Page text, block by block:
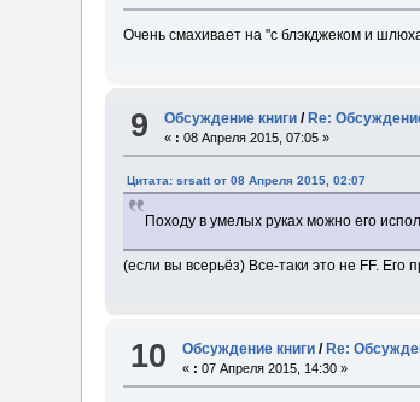
Очень смахивает на "с блэкджеком и
9 Обсуждение книги / Re:
« : 08 Апреля 2015, 07:05 »
Цитата: srsatt от 08 Апреля 2015, 02:07
Походу в умелых руках можно его
(если вы всерьёз) Все-таки это не FF.
10 Обсуждение книги / Re:
« : 07 Апреля 2015, 14:30 »